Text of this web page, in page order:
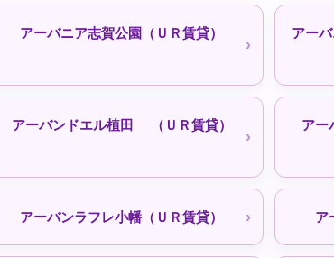
港北南荘（公社）
定住モデル住宅
アーバニア志賀公園（ＵＲ賃貸）
アー
アーバンドエル植田 （ＵＲ賃貸） アー
アーバンラフレ小幡（ＵＲ賃貸） ア